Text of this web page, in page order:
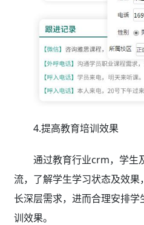
4.提高教育培训效果
通过教育行业crm，学生
流，了解学生学习状态及效
长深层需求，进而合理安排
训效果。